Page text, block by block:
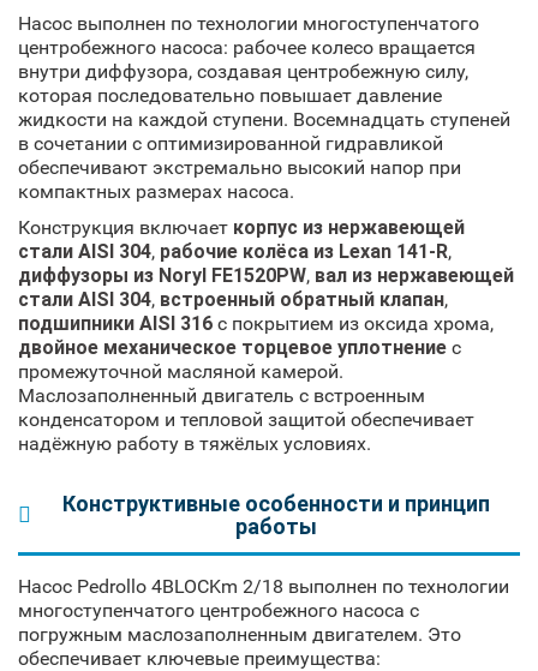
Насос выполнен по технологии многоступенчатого
центробежного насоса: рабочее колесо вращается
внутри диффузора, создавая центробежную силу,
которая последовательно повышает давление
жидкости на каждой ступени. Восемнадцать ступеней
в сочетании с оптимизированной гидравликой
обеспечивают экстремально высокий напор при
компактных размерах насоса.
Конструкция включает корпус из нержавеющей
стали AISI 304, рабочие колёса из Lexan 141-R,
диффузоры из Noryl FE1520PW, вал из нержавеющей
стали AISI 304, встроенный обратный клапан,
подшипники AISI 316 с покрытием из оксида хрома,
двойное механическое торцевое уплотнение с
промежуточной масляной камерой.
Маслозаполненный двигатель с встроенным
конденсатором и тепловой защитой обеспечивает
надёжную работу в тяжёлых условиях.
Конструктивные особенности и принцип
работы
Насос Pedrollo 4BLOCKm 2/18 выполнен по технологии
многоступенчатого центробежного насоса с
погружным маслозаполненным двигателем. Это
обеспечивает ключевые преимущества: